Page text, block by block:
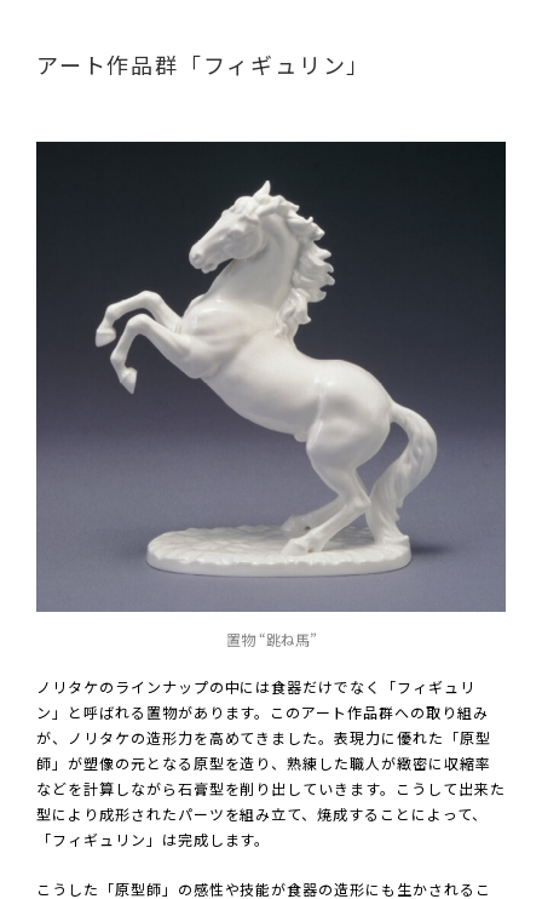
アート作品群「フィギュリン」
置物 “跳ね馬”
ノリタケのラインナップの中には食器だけでなく「フィギュリ
ン」と呼ばれる置物があります。このアート作品群への取り組み
が、ノリタケの造形力を高めてきました。表現力に優れた「原型
師」が塑像の元となる原型を造り、熟練した職人が緻密に収縮率
などを計算しながら石膏型を削り出していきます。こうして出来た
型により成形されたパーツを組み立て、焼成することによって、
「フィギュリン」は完成します。
こうした「原型師」の感性や技能が食器の造形にも生かされるこ